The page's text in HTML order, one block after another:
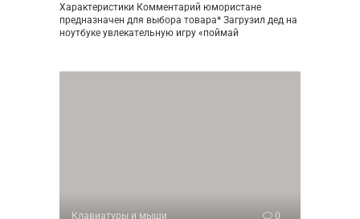
Характеристики Комментарий юмористане
предназначен для выбора товара* Загрузил дед на
ноутбуке увлекательную игру «поймай
Клавиатуры и мыши 0